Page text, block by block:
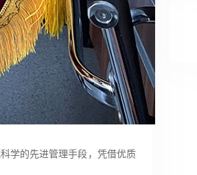
学的先进管理手段，凭借优质